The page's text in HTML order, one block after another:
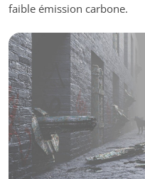
faible émission carbone.